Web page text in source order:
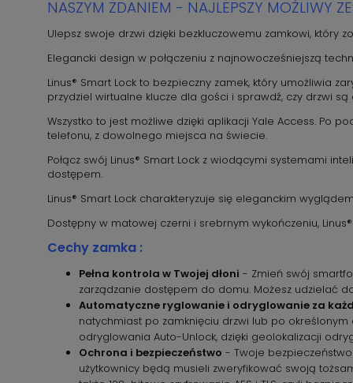
NASZYM ZDANIEM - NAJLEPSZY MOŻLIWY
Ulepsz swoje drzwi dzięki bezkluczowemu zamkowi, który
Elegancki design w połączeniu z najnowocześniejszą
Linus® Smart Lock to bezpieczny zamek, który umożliwia
przydziel wirtualne klucze dla gości i sprawdź, czy drzwi są
Wszystko to jest możliwe dzięki aplikacji Yale Access. Po
telefonu, z dowolnego miejsca na świecie.
Połącz swój Linus® Smart Lock z wiodącymi systemami
dostępem.
Linus® Smart Lock charakteryzuje się eleganckim
Dostępny w matowej czerni i srebrnym wykończeniu,
Cechy zamka :
Pełna kontrola w Twojej dłoni - Zmień swój
zarządzanie dostępem do domu. Możesz udzielać
Automatyczne ryglowanie i odryglowanie za
natychmiast po zamknięciu drzwi lub po
odryglowania Auto-Unlock, dzięki geolokalizacji
Ochrona i bezpieczeństwo - Twoje
użytkownicy będą musieli zweryfikować swoją